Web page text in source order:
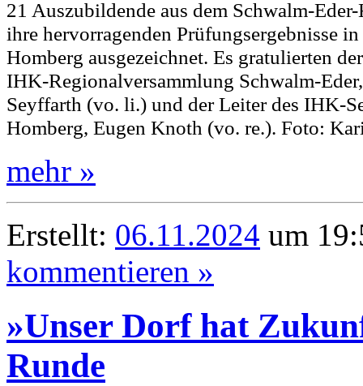
21 Auszubildende aus dem Schwalm-
ihre hervorragenden Prüfungsergebnisse
Homberg ausgezeichnet. Es gratulierten
IHK-Regionalversammlung Schwalm-
Seyffarth (vo. li.) und der Leiter des IHK-
Homberg, Eugen Knoth (vo. re.). Foto:
mehr »
Erstellt: 06.11.2024 um
kommentieren »
»Unser Dorf hat
Runde